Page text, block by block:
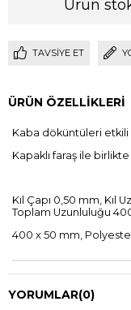
Ürün
TAVSIYE ET
ÜRÜN ÖZELLIKLERI
Kaba döküntüleri etkili
Kapaklı faraş ile
Kıl Çapı 0,50 mm, Kıl
Toplam Uzunluluğu
400 x 50 mm,
YORUMLAR(0)